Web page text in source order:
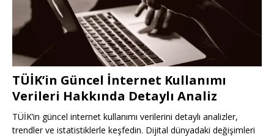
TÜİK’in Güncel İnternet Kullanımı
Verileri Hakkında Detaylı Analiz
TÜİK’in güncel internet kullanımı verilerini detaylı analizler,
trendler ve istatistiklerle keşfedin. Dijital dünyadaki değişimleri